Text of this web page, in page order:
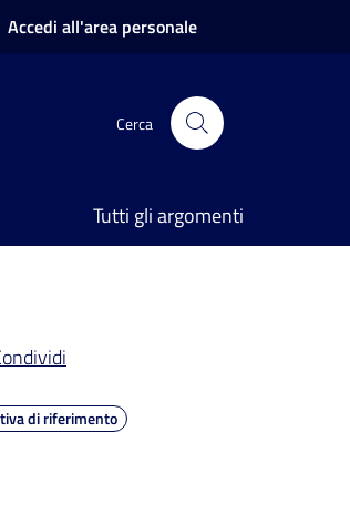
Accedi all'area personale
Cerca
Tutti gli argomenti
di riferimento